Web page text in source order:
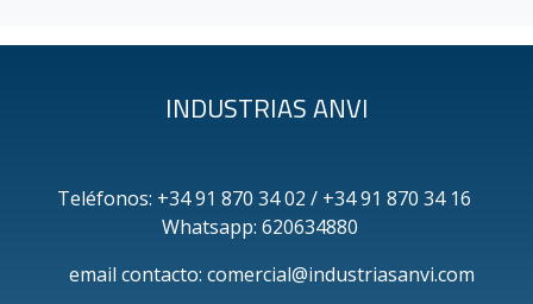
INDUSTRIAS ANVI
Teléfonos: +34 91 870 34 02 / +34 91 870 34 16
Whatsapp: 620634880
email contacto: comercial@industriasanvi.com